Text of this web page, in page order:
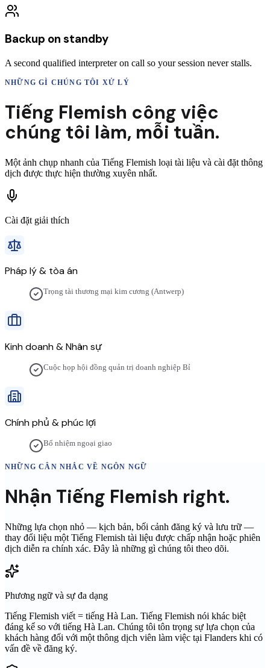
Backup on standby
A second qualified interpreter on call so your session never stalls.
NHỮNG GÌ CHÚNG TÔI XỬ LÝ
Tiếng Flemish công việc
chúng tôi làm, mỗi tuần.
Một ảnh chụp nhanh của Tiếng Flemish loại tài liệu và cài đặt thông
dịch được thực hiện thường xuyên nhất.
Cài đặt giải thích
Pháp lý & tòa án
Trọng tài thương mại kim cương (Antwerp)
Kinh doanh & Nhân sự
Cuộc họp hội đồng quản trị doanh nghiệp Bỉ
Chính phủ & phúc lợi
Bổ nhiệm ngoại giao
NHỮNG CÂN NHẮC VỀ NGÔN NGỮ
Nhận Tiếng Flemish right.
Những lựa chọn nhỏ — kịch bản, bối cảnh đăng ký và lưu trữ —
thay đổi liệu một Tiếng Flemish tài liệu được chấp nhận hoặc phiên
dịch diễn ra chính xác. Đây là những gì chúng tôi theo dõi.
Phương ngữ và sự đa dạng
Tiếng Flemish viết = tiếng Hà Lan. Tiếng Flemish nói khác biệt
đáng kể so với tiếng Hà Lan. Chúng tôi tôn trọng sự lựa chọn của
khách hàng đối với một thông dịch viên làm việc tại Flanders khi có
vấn đề về đăng ký.